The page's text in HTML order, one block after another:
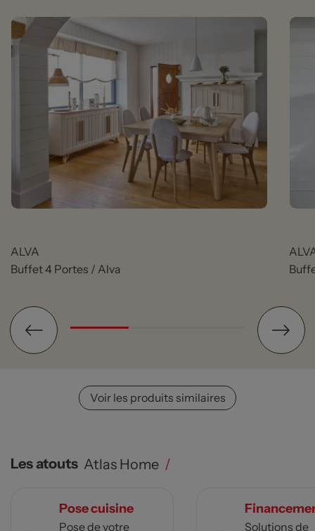
ALVA
Buffet 4 Portes / Alva
Voir les produits similaires
Les atouts Atlas Home /
Pose cuisine
Pose de votre
Solutions de